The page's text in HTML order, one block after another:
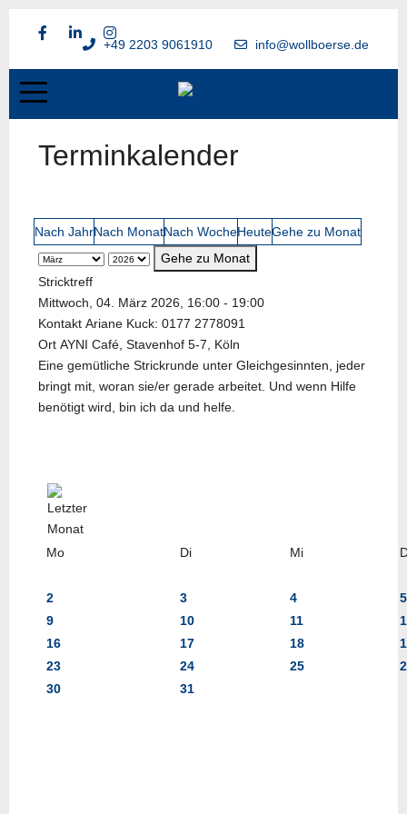
+49 2203 9061910 info@wollboerse.de
Terminkalender
Nach JahrNach MonatNach WocheHeuteGehe zu Monat
Gehe zu Monat
Stricktreff
Mittwoch, 04. März 2026, 16:00 - 19:00
Kontakt Ariane Kuck: 0177 2778091
Ort AYNI Café, Stavenhof 5-7, Köln
Eine gemütliche Strickrunde unter Gleichgesinnten, jeder
bringt mit, woran sie/er gerade arbeitet. Und wenn Hilfe
benötigt wird, bin ich da und helfe.
Mo Di Mi
2 3 4
5
9
10 11
16
17 18
23
24 25
30
31